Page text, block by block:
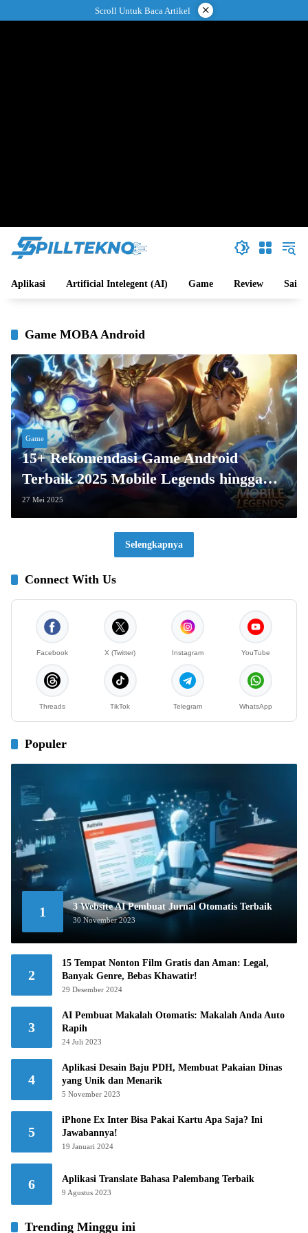
ke
Scroll Untuk Baca Artikel ×
Aplikasi Artificial Intelegent (AI) Game Review Sains
Game MOBA Android
Game
15+ Rekomendasi Game Android
Terbaik 2025 Mobile Legends hingga
Genshin Impact
27 Mei 2025
Selengkapnya
Connect With Us
Facebook X (Twitter) Instagram YouTube
Threads TikTok Telegram WhatsApp
Populer
1 3 Website AI Pembuat Jurnal Otomatis Terbaik
30 November 2023
2
15 Tempat Nonton Film Gratis dan Aman: Legal,
Banyak Genre, Bebas Khawatir!
29 Desember 2024
3
AI Pembuat Makalah Otomatis: Makalah Anda Auto
Rapih
24 Juli 2023
4
Aplikasi Desain Baju PDH, Membuat Pakaian Dinas
yang Unik dan Menarik
5 November 2023
5
iPhone Ex Inter Bisa Pakai Kartu Apa Saja? Ini
Jawabannya!
19 Januari 2024
6 Aplikasi Translate Bahasa Palembang Terbaik
9 Agustus 2023
Trending Minggu ini